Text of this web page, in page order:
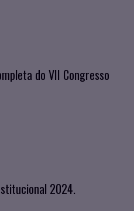
do VII Congresso
2024.